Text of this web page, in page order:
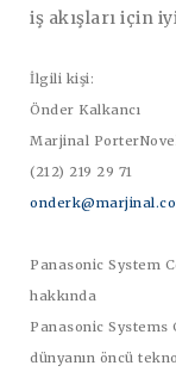
iş akışları için
İlgili kişi:
Önder Kalkancı
Marjinal
(212) 219 29 71
Panasonic System
hakkında
Panasonic Systems
dünyanın öncü